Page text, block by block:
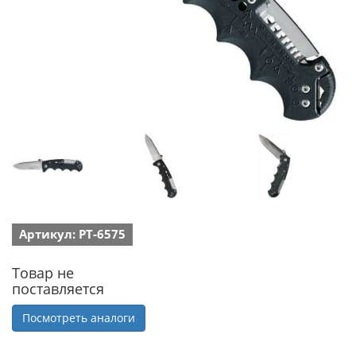
Артикул: PT-6575
Товар не
поставляется
Посмотреть аналоги